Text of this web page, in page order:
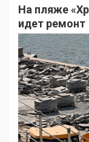
На пляже
идет ремонт